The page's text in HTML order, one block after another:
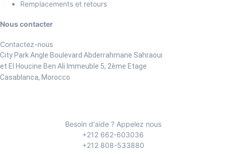
Remplacements et retours
Nous contacter
Contactez-nous
City Park Angle Boulevard Abderrahmane Sahraoui
et El Houcine Ben Ali Immeuble 5, 2ème Etage
Casablanca, Morocco
Besoin d'aide ? Appelez nous
+212 662-603036
+212 808-533880